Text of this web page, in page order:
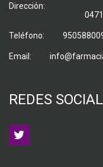
Dirección:
Teléfono:
Email:
REDES